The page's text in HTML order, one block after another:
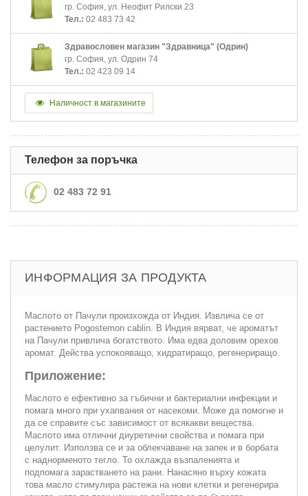
гр. София, ул. Неофит Рилски 23
Тел.: 02 483 73 42
Здравословен магазин "Здравница" (Одрин)
гр. София, ул. Одрин 74
Тел.: 02 423 09 14
Наличност в магазините
Телефон за поръчка
02 483 72 91
ИНФОРМАЦИЯ ЗА ПРОДУКТА
Маслото от Пачули произхожда от Индия. Извлича се от
растението Pogostemon cablin. В Индия вярват, че ароматът
на Пачули привлича богатството. Има едва доловим орехов
аромат. Действа успокояващо, хидратиращо, регенериращо.
Приложение:
Маслото е ефективно за гъбични и бактериални инфекции и
помага много при ухапвания от насекоми. Може да помогне и
да се справите със зависимост от всякакви вещества.
Маслото има отлични диуретични свойства и помага при
целулит. Използва се и за облекчаване на запек и в борбата
с наднорменото тегло. То охлажда възпаленията и
подпомага зарастването на рани. Нанасяно върху кожата
това масло стимулира растежа на нови клетки и регенерира